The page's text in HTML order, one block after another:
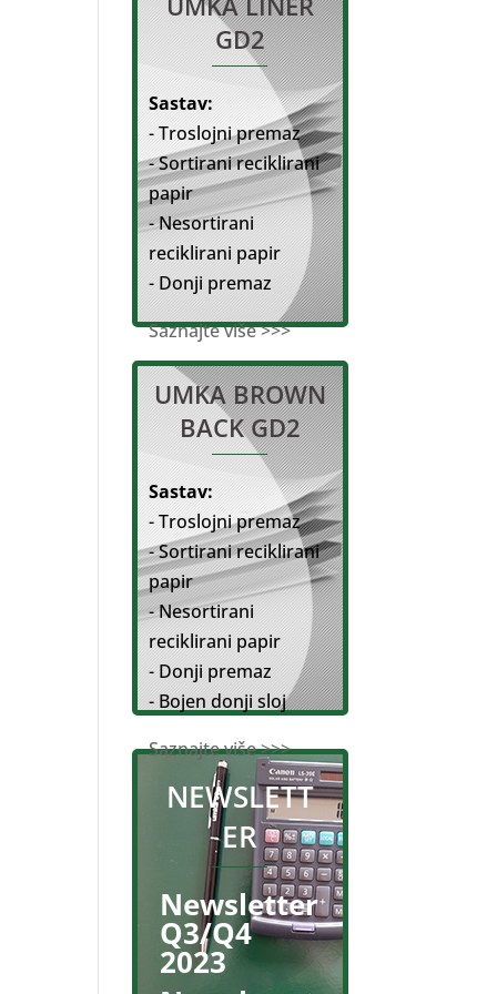
GD2
Sastav:
- Troslojni premaz
- Sortirani reciklirani
papir
- Nesortirani
reciklirani papir
- Donji premaz
Saznajte više >>>
UMKA BROWN
BACK GD2
Sastav:
- Troslojni premaz
- Sortirani reciklirani
papir
- Nesortirani
reciklirani papir
- Donji premaz
- Bojen donji sloj
Saznajte više >>>
NEWSLETT
ER
Newsletter
Q3/Q4
2023